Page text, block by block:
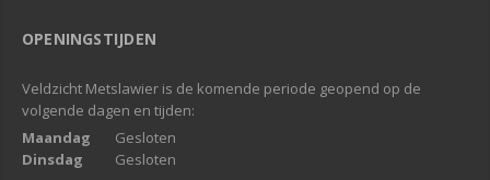
OPENINGSTIJDEN
Veldzicht Metslawier is de komende periode geopend op de
volgende dagen en tijden:
Maandag
Gesloten
Dinsdag
Gesloten